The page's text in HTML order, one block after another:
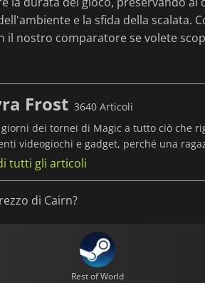
e la sfida della scalata.
il nostro comparatore se volete
Frost 3640 Articoli
giorni dei tornei di Magic a tutto ciò che
videogiochi e gadget, perché una
tutti gli articoli
di Cairn?
Rest of World